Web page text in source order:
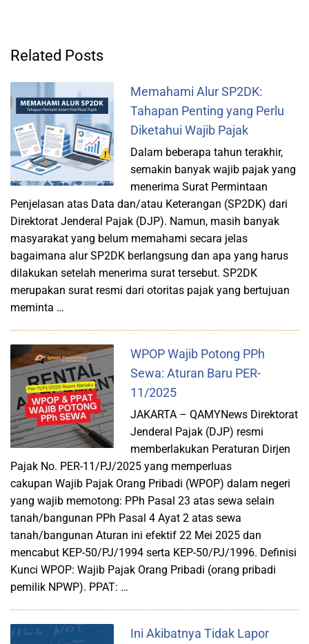
Related Posts
Memahami Alur SP2DK:
Tahapan Penting yang Perlu
Diketahui Wajib Pajak
Dalam beberapa tahun terakhir,
semakin banyak wajib pajak yang
menerima Surat Permintaan
Penjelasan atas Data dan/atau Keterangan (SP2DK) dari
Direktorat Jenderal Pajak (DJP). Namun, masih banyak
masyarakat yang belum memahami secara jelas
bagaimana alur SP2DK berlangsung dan apa yang harus
dilakukan setelah menerima surat tersebut. SP2DK
merupakan surat resmi dari otoritas pajak yang bertujuan
meminta …
WPOP Wajib Potong PPh
Sewa: Aturan Baru PER-
11/2025
JAKARTA – QAMYNews Direktorat
Jenderal Pajak (DJP) resmi
memberlakukan Peraturan Dirjen
Pajak No. PER-11/PJ/2025 yang memperluas
cakupan Wajib Pajak Orang Pribadi (WPOP) dalam negeri
yang wajib memotong: PPh Pasal 23 atas sewa selain
tanah/bangunan PPh Pasal 4 Ayat 2 atas sewa
tanah/bangunan Aturan ini efektif 22 Mei 2025 dan
mencabut KEP-50/PJ/1994 serta KEP-50/PJ/1996. Definisi
Kunci WPOP: Wajib Pajak Orang Pribadi (orang pribadi
pemilik NPWP). PPAT: …
Ini Akibatnya Tidak Lapor